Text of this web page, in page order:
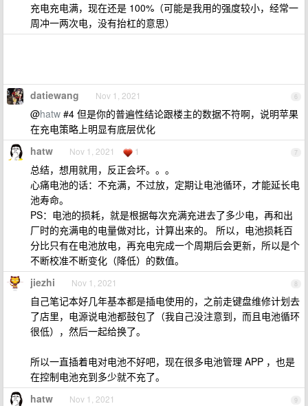
充电充电满，现在还是 100%（可能是我用的强度较小，经常一
周冲一两次电，没有抬杠的意思）
6
datiewang Nov 1, 2021
@hatw #4 但是你的普遍性结论跟楼主的数据不符啊，说明苹果
在充电策略上明显有底层优化
7
hatw Nov 1, 2021 1
总结，想用就用，反正会坏。。。
心痛电池的话：不充满，不过放，定期让电池循环，才能延长电
池寿命。
PS：电池的损耗，就是根据每次充满充进去了多少电，再和出
厂时的充满电的电量做对比，计算出来的。 所以，电池损耗百
分比只有在电池放电，再充电完成一个周期后会更新，所以是个
不断校准不断变化（降低）的数值。
8
jiezhi Nov 1, 2021
自己笔记本好几年基本都是插电使用的，之前走键盘维修计划去
了店里，电源说电池都鼓包了（我自己没注意到，而且电池循环
很低），然后一起给换了。
所以一直插着电对电池不好吧，现在很多电池管理 APP ，也是
在控制电池充到多少就不充了。
9
hatw Nov 1, 2021